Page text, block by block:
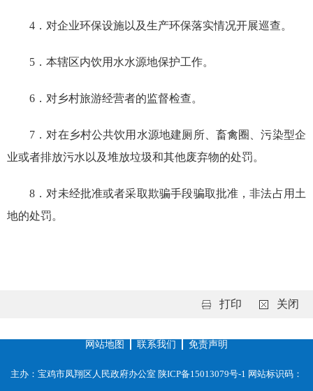
4．对企业环保设施以及生产环保落实情况开展巡查。
5．本辖区内饮用水水源地保护工作。
6．对乡村旅游经营者的监督检查。
7．对在乡村公共饮用水源地建厕所、畜禽圈、污染型企
业或者排放污水以及堆放垃圾和其他废弃物的处罚。
8．对未经批准或者采取欺骗手段骗取批准，非法占用土
地的处罚。
打印 关闭
网站地图 联系我们 免责声明
主办：宝鸡市凤翔区人民政府办公室 陕ICP备15013079号-1 网站标识码：